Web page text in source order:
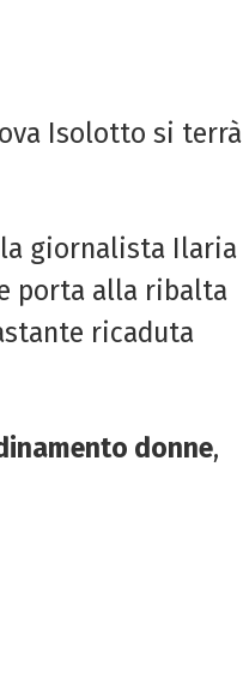
Isolotto si terrà
giornalista Ilaria
porta alla ribalta
ricaduta
donne,